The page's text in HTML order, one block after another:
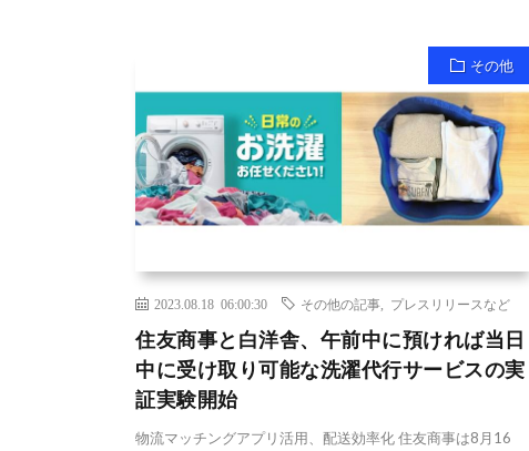
その他
2023.08.18 06:00:30 その他の記事 プレスリリースなど
住友商事と白洋舎、午前中に預ければ当日
中に受け取り可能な洗濯代行サービスの実
証実験開始
物流マッチングアプリ活用、配送効率化 住友商事は8月16